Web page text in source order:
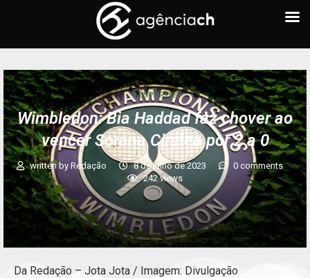
+ ESPORTES
Wimbledon: Bia Haddad faz chover ao
vencer Sorana Cirstea por 2 a 0
written by Redação 8 de julho de 2023
0 comments
242views
Da Redação – Jota Jota / Imagem: Divulgação